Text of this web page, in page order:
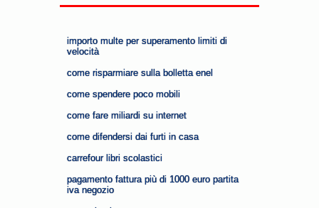
importo multe per superamento limiti di
velocità
come risparmiare sulla bolletta enel
come spendere poco mobili
come fare miliardi su internet
come difendersi dai furti in casa
carrefour libri scolastici
pagamento fattura più di 1000 euro partita
iva negozio